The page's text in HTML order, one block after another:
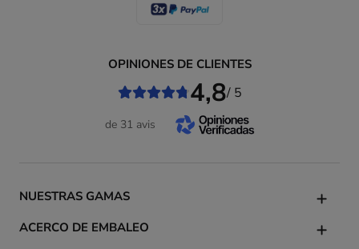
NUESTRAS GAMAS
ACERCO DE EMBALEO
OPINIONES DE CLIENTES
4,8/ 5
de 31 avis